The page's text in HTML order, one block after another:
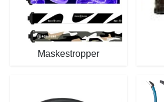
Maskestropper